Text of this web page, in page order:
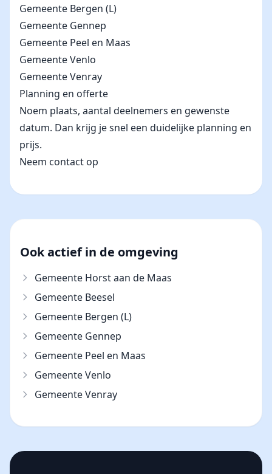
Gemeente Bergen (L)
Gemeente Gennep
Gemeente Peel en Maas
Gemeente Venlo
Gemeente Venray
Planning en offerte
Noem plaats, aantal deelnemers en gewenste
datum. Dan krijg je snel een duidelijke planning en
prijs.
Neem contact op
Ook actief in de omgeving
Gemeente Horst aan de Maas
Gemeente Beesel
Gemeente Bergen (L)
Gemeente Gennep
Gemeente Peel en Maas
Gemeente Venlo
Gemeente Venray